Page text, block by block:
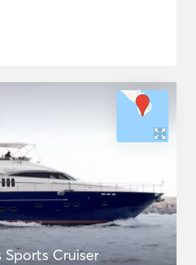
Sports Cruiser